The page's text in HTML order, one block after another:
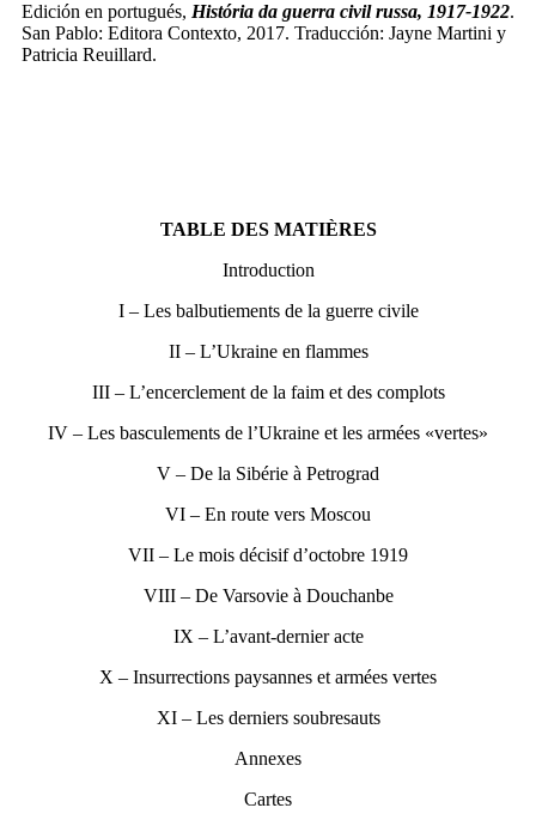
Edición en portugués, História da guerra civil russa, 1917-1922.
San Pablo: Editora Contexto, 2017. Traducción: Jayne Martini y
Patricia Reuillard.
TABLE DES MATIÈRES
Introduction
I – Les balbutiements de la guerre civile
II – L’Ukraine en flammes
III – L’encerclement de la faim et des complots
IV – Les basculements de l’Ukraine et les armées «vertes»
V – De la Sibérie à Petrograd
VI – En route vers Moscou
VII – Le mois décisif d’octobre 1919
VIII – De Varsovie à Douchanbe
IX – L’avant-dernier acte
X – Insurrections paysannes et armées vertes
XI – Les derniers soubresauts
Annexes
Cartes